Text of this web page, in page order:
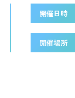
開催日時
開催場所